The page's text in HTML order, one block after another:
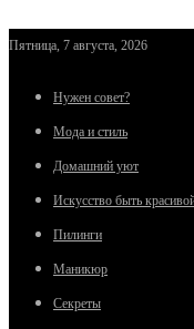
Пятница, 7 августа, 2026
Нужен совет?
Мода и стиль
Домашний уют
Искусство быть
Пилинги
Маникюр
Секреты